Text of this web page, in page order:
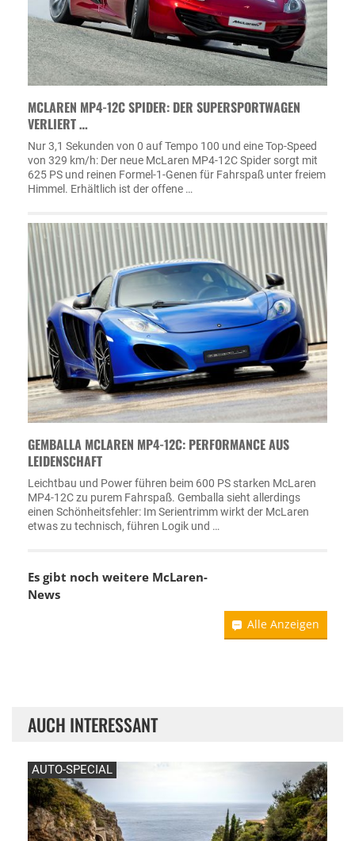
MCLAREN MP4-12C SPIDER: DER SUPERSPORTWAGEN
VERLIERT …
Nur 3,1 Sekunden von 0 auf Tempo 100 und eine Top-Speed
von 329 km/h: Der neue McLaren MP4-12C Spider sorgt mit
625 PS und reinen Formel-1-Genen für Fahrspaß unter freiem
Himmel. Erhältlich ist der offene …
GEMBALLA MCLAREN MP4-12C: PERFORMANCE AUS
LEIDENSCHAFT
Leichtbau und Power führen beim 600 PS starken McLaren
MP4-12C zu purem Fahrspaß. Gemballa sieht allerdings
einen Schönheitsfehler: Im Serientrimm wirkt der McLaren
etwas zu technisch, führen Logik und …
Es gibt noch weitere McLaren-
News
Alle Anzeigen
AUCH INTERESSANT
AUTO-SPECIAL